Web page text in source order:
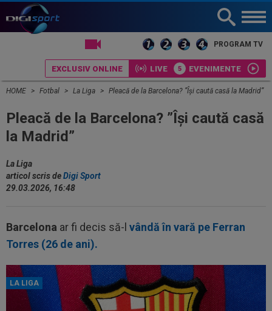
PROGRAM TV
EXCLUSIV ONLINE LIVE EVENIMENTE
HOME Fotbal La Liga Pleacă de la Barcelona? ”Își caută casă la Madrid”
Pleacă de la Barcelona? ”Își caută casă
la Madrid”
La Liga
articol scris deDigi Sport
29.03.2026, 16:48
Barcelona ar fi decis să-l vândă în vară pe Ferran
Torres (26 de ani).
LA LIGA